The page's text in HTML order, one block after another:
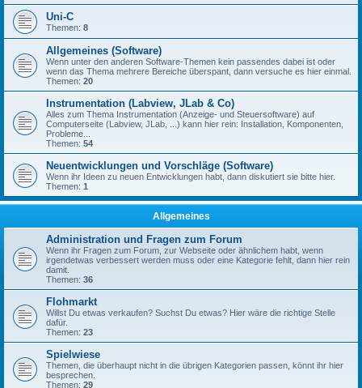
Uni-C
Themen: 8
Allgemeines (Software)
Wenn unter den anderen Software-Themen kein passendes dabei ist oder
wenn das Thema mehrere Bereiche überspant, dann versuche es hier einmal.
Themen: 20
Instrumentation (Labview, JLab & Co)
Alles zum Thema Instrumentation (Anzeige- und Steuersoftware) auf
Computerseite (Labview, JLab, ...) kann hier rein: Installation, Komponenten,
Probleme...
Themen: 54
Neuentwicklungen und Vorschläge (Software)
Wenn ihr Ideen zu neuen Entwicklungen habt, dann diskutiert sie bitte hier.
Themen: 1
Allgemeines
Administration und Fragen zum Forum
Wenn ihr Fragen zum Forum, zur Webseite oder ähnlichem habt, wenn
irgendetwas verbessert werden muss oder eine Kategorie fehlt, dann hier rein
damit.
Themen: 36
Flohmarkt
Willst Du etwas verkaufen? Suchst Du etwas? Hier wäre die richtige Stelle
dafür.
Themen: 23
Spielwiese
Themen, die überhaupt nicht in die übrigen Kategorien passen, könnt ihr hier
besprechen.
Themen: 29